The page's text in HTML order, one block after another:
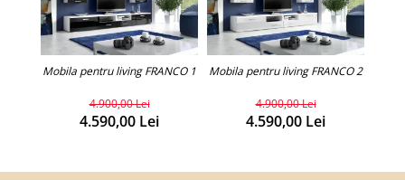
Mobila pentru living FRANCO 1
4.900,00 Lei
4.590,00 Lei
Mobila pentru living FRANCO 2
4.900,00 Lei
4.590,00 Lei